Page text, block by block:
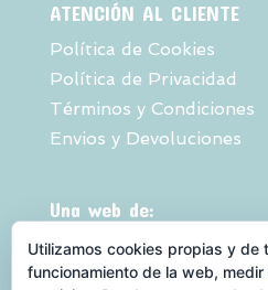
ATENCIÓN AL CLIENTE
Política de Cookies
Política de Privacidad
Términos y Condiciones
Envios y Devoluciones
Una web de:
Utilizamos cookies propias y de
funcionamiento de la web,